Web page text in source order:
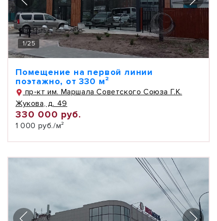
1/25
Помещение на первой линии
поэтажно, от 330 м²
пр-кт им. Маршала Советского Союза Г.К.
Жукова, д. 49
330 000 руб.
1 000 руб./м²